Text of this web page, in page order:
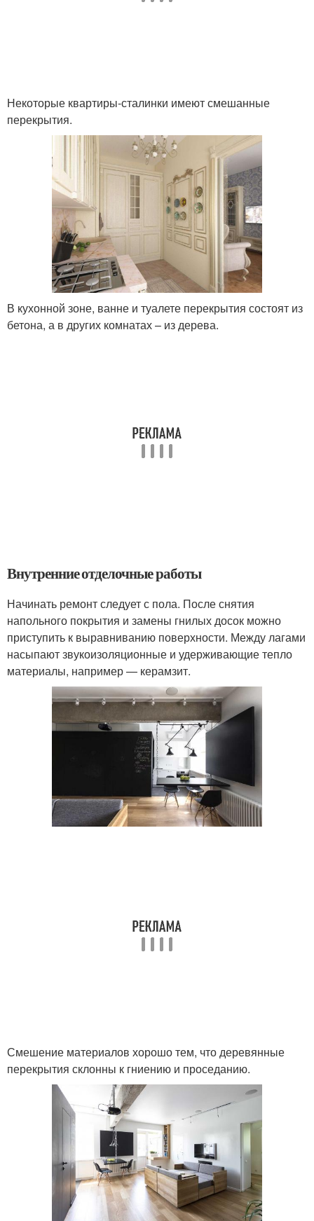
Некоторые квартиры-сталинки имеют смешанные
перекрытия.
В кухонной зоне, ванне и туалете перекрытия состоят из
бетона, а в других комнатах – из дерева.
Внутренние отделочные работы
Начинать ремонт следует с пола. После снятия
напольного покрытия и замены гнилых досок можно
приступить к выравниванию поверхности. Между лагами
насыпают звукоизоляционные и удерживающие тепло
материалы, например — керамзит.
Смешение материалов хорошо тем, что деревянные
перекрытия склонны к гниению и проседанию.